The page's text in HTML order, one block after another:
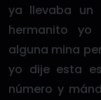
ya llevaba un
hermanito yo
alguna mina
yo dije esta
número y